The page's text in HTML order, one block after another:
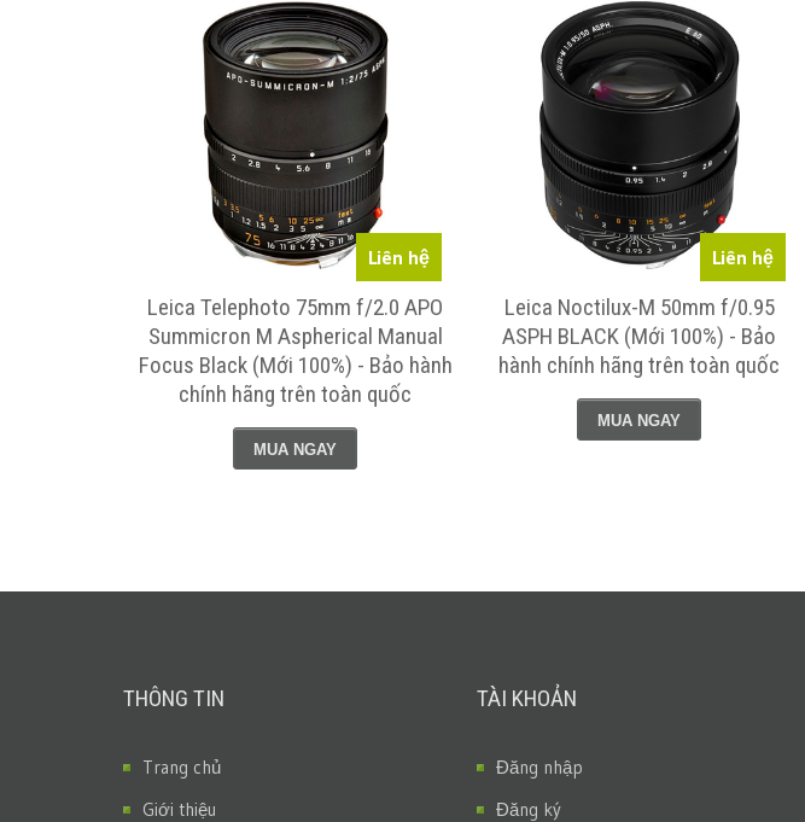
Liên hệ
Leica Telephoto 75mm f/2.0 APO
Summicron M Aspherical Manual
Focus Black (Mới 100%) - Bảo hành
chính hãng trên toàn quốc
MUA NGAY
Liên hệ
Leica Noctilux-M 50mm f/0.95
ASPH BLACK (Mới 100%) - Bảo
hành chính hãng trên toàn quốc
MUA NGAY
THÔNG TIN
Trang chủ
Giới thiệu
TÀI KHOẢN
Đăng nhập
Đăng ký